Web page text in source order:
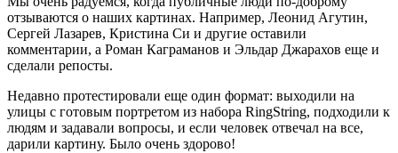
отзываются о наших картинах. Например, Леонид Агутин,
Сергей Лазарев, Кристина Си и другие оставили
комментарии, а Роман Каграманов и Эльдар Джарахов еще и
сделали репосты.
Недавно протестировали еще один формат: выходили на
улицы с готовым портретом из набора RingString, подходили к
людям и задавали вопросы, и если человек отвечал на все,
дарили картину. Было очень здорово!